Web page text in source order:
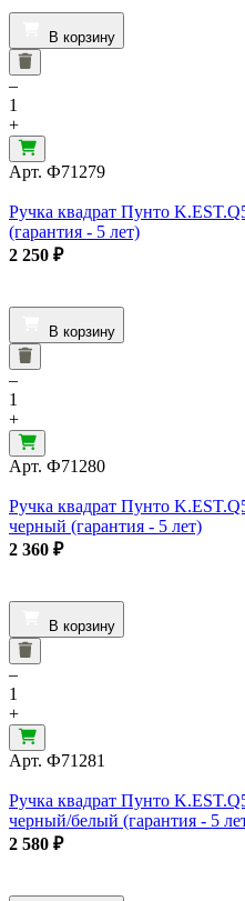
В корзину
–
1
+
Арт. Ф71279
Ручка квадрат Пунто
(гарантия - 5 лет)
2 250 ₽
В корзину
–
1
+
Арт. Ф71280
Ручка квадрат Пунто
черный (гарантия - 5 лет)
2 360 ₽
В корзину
–
1
+
Арт. Ф71281
Ручка квадрат Пунто
черный/белый (гарантия - 5
2 580 ₽